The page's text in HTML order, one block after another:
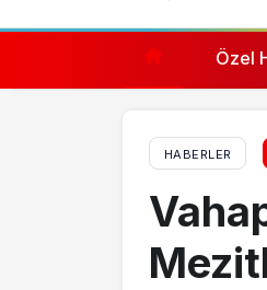
Özel
HABERLER